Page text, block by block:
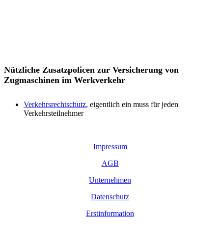
Nützliche Zusatzpolicen zur Versicherung von
Zugmaschinen im Werkverkehr
Verkehrsrechtschutz, eigentlich ein muss für jeden
Verkehrsteilnehmer
Impressum
AGB
Unternehmen
Datenschutz
Erstinformation